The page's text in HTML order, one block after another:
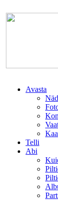
Avasta
Telli
Abi